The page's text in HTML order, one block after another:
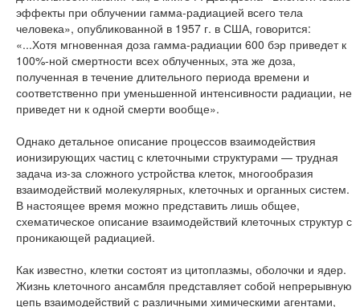
эффекты при облучении гамма-радиацией всего тела
человека», опубликованной в 1957 г. в США, говорится:
«...Хотя мгновенная доза гамма-радиации 600 бэр приведет к
100%-ной смертности всех облученных, эта же доза,
полученная в течение длительного периода времени и
соответственно при уменьшенной интенсивности радиации, не
приведет ни к одной смерти вообще».
Однако детальное описание процессов взаимодействия
ионизирующих частиц с клеточными структурами — трудная
задача из-за сложного устройства клеток, многообразия
взаимодействий молекулярных, клеточных и органных систем.
В настоящее время можно представить лишь общее,
схематическое описание взаимодействий клеточных структур с
проникающей радиацией.
Как известно, клетки состоят из цитоплазмы, оболочки и ядер.
Жизнь клеточного ансамбля представляет собой непрерывную
цепь взаимодействий с различными химическими агентами,